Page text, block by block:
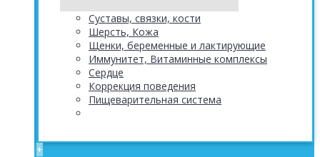
Суставы, связки, кости
Шерсть, Кожа
Щенки, беременные и лактирующие
Иммунитет, Витаминные комплексы
Сердце
Коррекция поведения
Пищеварительная система
+